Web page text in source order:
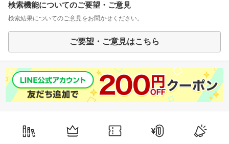
検索機能についてのご要望・ご意見
検索結果についてのご意見をお聞かせください。
ご要望・ご意見はこちら